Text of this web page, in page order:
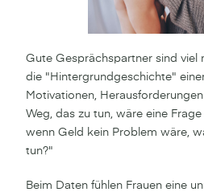
Gute Gesprächspartner sind viel
die "Hintergrundgeschichte"
Motivationen,
Weg, das zu tun, wäre eine Frage
wenn Geld kein Problem wäre,
tun?"
Beim Daten fühlen Frauen eine